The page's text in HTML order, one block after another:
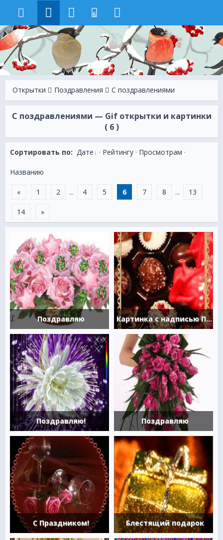
6
Открытки Поздравления С поздравлениями
С поздравлениями — Gif открытки и картинки
( 6 )
Сортировать по: Дате · Рейтингу · Просмотрам ·
Названию
« 1 2 ... 4 5 6 7 8 ... 13
14 »
Поздравляю Картинка с надписью Поздравляю
Поздравляю! Поздравляю
С Праздником! Блестящий подарок